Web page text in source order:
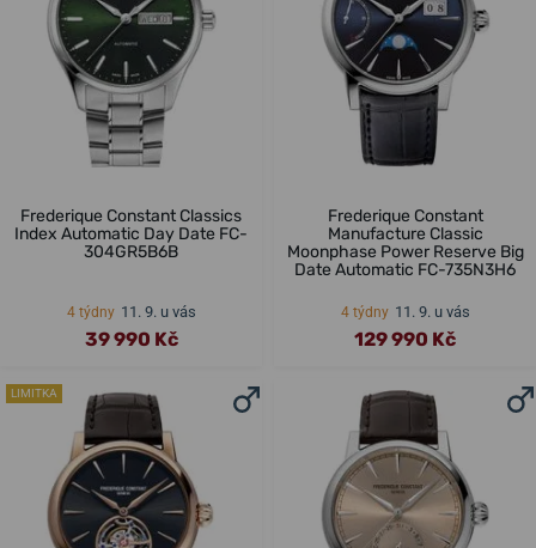
Frederique Constant Classics
Index Automatic Day Date FC-
304GR5B6B
4 týdny 11. 9. u vás
39 990 Kč
Frederique Constant
Manufacture Classic
Moonphase Power Reserve Big
Date Automatic FC-735N3H6
4 týdny 11. 9. u vás
129 990 Kč
LIMITKA